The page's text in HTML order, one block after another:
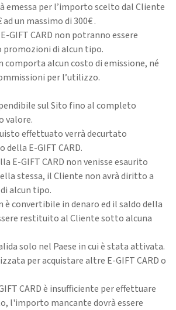
emessa per l’importo scelto dal Cliente
un massimo di 300€ .
GIFT CARD non potranno essere
di alcun tipo.
comporta alcun costo di emissione, né
per l’utilizzo.
sul Sito fino al completo
valore.
effettuato verrà decurtato
E-GIFT CARD.
E-GIFT CARD non venisse esaurito
stessa, il Cliente non avrà diritto a
alcun tipo.
è convertibile in denaro ed il saldo della
restituito al Cliente sotto alcuna
solo nel Paese in cui è stata attivata.
per acquistare altre E-GIFT CARD o
CARD è insufficiente per effettuare
l'importo mancante dovrà essere